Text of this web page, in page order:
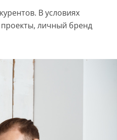
В условиях
личный бренд